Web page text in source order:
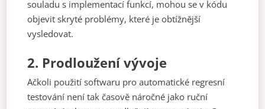
souladu s implementací funkcí, mohou se v kódu
objevit skryté problémy, které je obtížnější
vysledovat.
2. Prodloužení vývoje
Ačkoli použití softwaru pro automatické regresní
testování není tak časově náročné jako ruční